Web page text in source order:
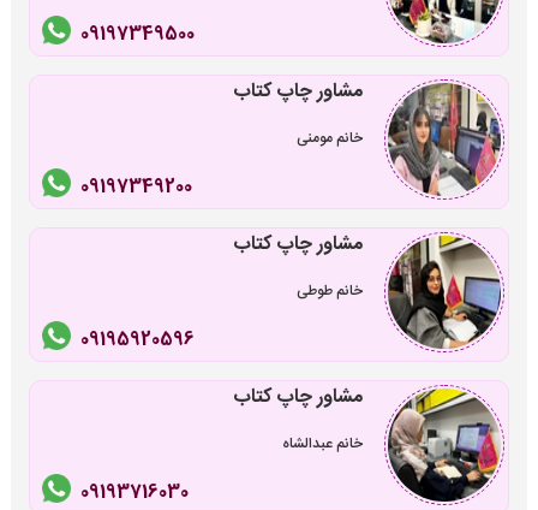
09197349500
مشاور چاپ کتاب
خانم مومنی
09197349200
مشاور چاپ کتاب
خانم طوطی
09195920596
مشاور چاپ کتاب
خانم عبدالشاه
09193716030